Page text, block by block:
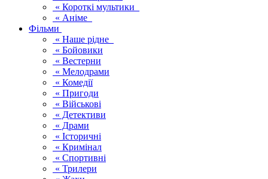
« Короткі мультики
« Аніме
Фільми
« Наше рідне
« Бойовики
« Вестерни
« Мелодрами
« Комедії
« Пригоди
« Військові
« Детективи
« Драми
« Історичні
« Кримінал
« Спортивні
« Трилери